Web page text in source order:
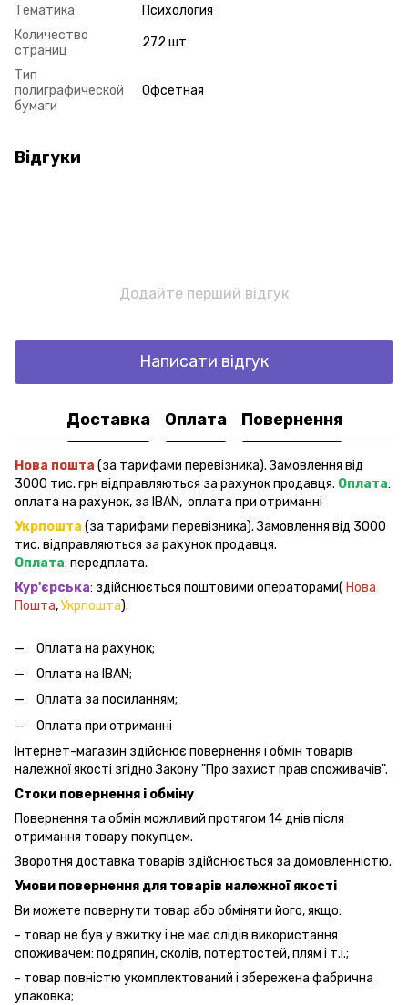
Тематика
Психология
Количество
страниц
272 шт
Тип
полиграфической
бумаги
Офсетная
Відгуки
Додайте перший відгук
Написати відгук
Доставка Оплата Повернення
Нова пошта (за тарифами перевізника). Замовлення від
3000 тис. грн відправляються за рахунок продавця. Оплата:
оплата на рахунок, за IBAN, оплата при отриманні
Укрпошта (за тарифами перевізника). Замовлення від 3000
тис. відправляються за рахунок продавця.
Оплата: передплата.
Кур'єрська: здійснюється поштовими операторами( Нова
Пошта,Укрпошта).
Оплата на рахунок;
Оплата на IBAN;
Оплата за посиланням;
Оплата при отриманні
Інтернет-магазин здійснює повернення і обмін товарів
належної якості згідно Закону "Про захист прав споживачів".
Стоки повернення і обміну
Повернення та обмін можливий протягом 14 днів після
отримання товару покупцем.
Зворотня доставка товарів здійснюється за домовленністю.
Умови повернення для товарів належної якості
Ви можете повернути товар або обміняти його, якщо:
- товар не був у вжитку і не має слідів використання
споживачем: подряпин, сколів, потертостей, плям і т.і.;
- товар повністю укомплектований і збережена фабрична
упаковка;